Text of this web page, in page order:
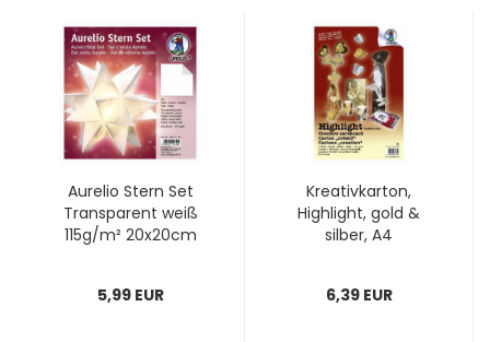
Aurelio Stern Set
Transparent weiß
115g/m² 20x20cm
5,99 EUR
Kreativkarton,
Highlight, gold &
silber, A4
6,39 EUR